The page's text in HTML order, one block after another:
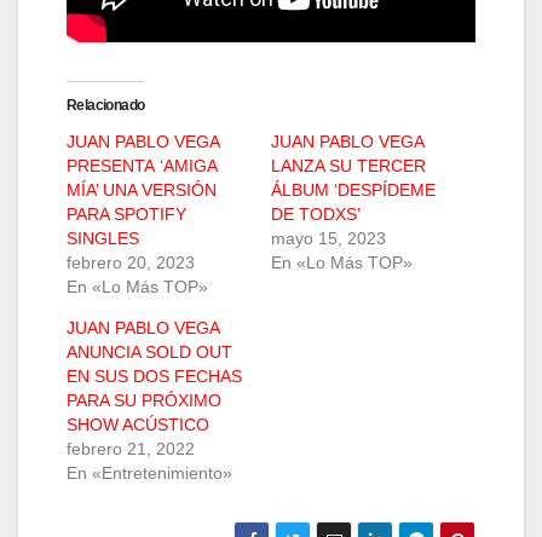
Relacionado
JUAN PABLO VEGA
PRESENTA ‘AMIGA
MÍA’ UNA VERSIÓN
PARA SPOTIFY
SINGLES
febrero 20, 2023
En «Lo Más TOP»
JUAN PABLO VEGA
LANZA SU TERCER
ÁLBUM ‘DESPÍDEME
DE TODXS’
mayo 15, 2023
En «Lo Más TOP»
JUAN PABLO VEGA
ANUNCIA SOLD OUT
EN SUS DOS FECHAS
PARA SU PRÓXIMO
SHOW ACÚSTICO
febrero 21, 2022
En «Entretenimiento»